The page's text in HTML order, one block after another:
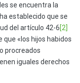
se encuentra la
establecido que se
del artículo 42-6[2]
«los hijos habidos
procreados
iguales derechos